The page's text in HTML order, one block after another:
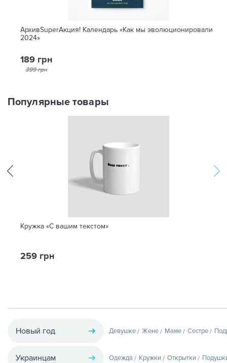
АрхивSuperАкция! Календарь «Как мы эволюционировали
2024»
189 грн
399 грн
Популярные товары
Кружка «С вашим текстом»
259 грн
Новый год Девушке Жене Маме Сестре
Украинцам Одежда Кружки Открытки